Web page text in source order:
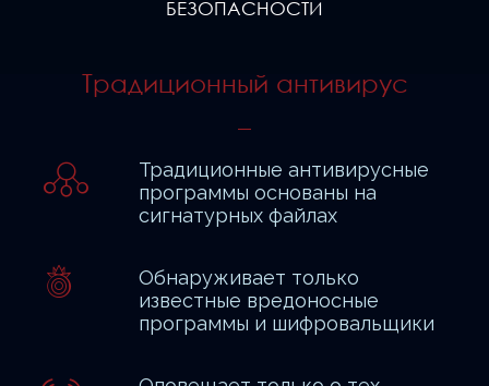
БЕЗОПАСНОСТИ
Традиционный антивирус
Традиционные антивирусные
программы основаны на
сигнатурных файлах
Обнаруживает только
известные вредоносные
программы и шифровальщики